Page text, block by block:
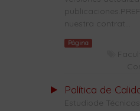
nuestra contrat...
Página
Política de
Estudiode